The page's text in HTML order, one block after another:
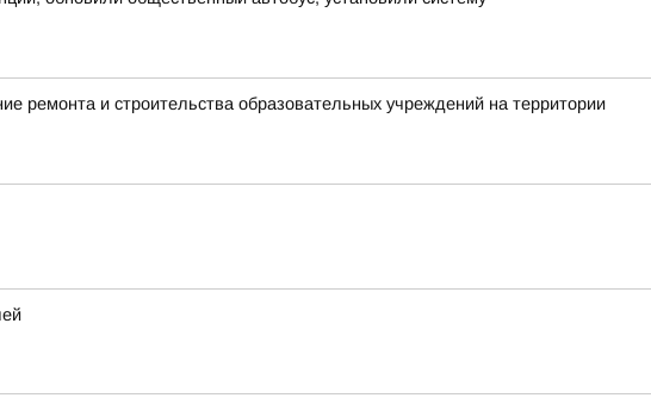
ремонта и строительства образовательных учреждений на территории